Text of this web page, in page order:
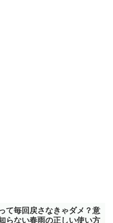
て毎回戻さなきゃダメ？意
らない春雨の正しい使い方